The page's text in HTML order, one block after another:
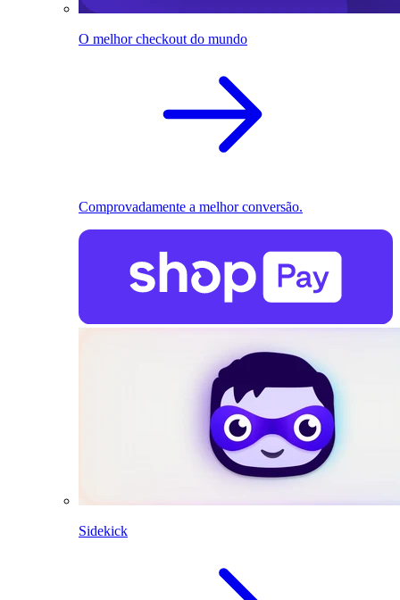
O melhor checkout do mundo
Comprovadamente a melhor conversão.
Sidekick